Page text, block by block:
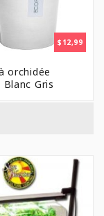
$ 12,99
orchidée
Gris